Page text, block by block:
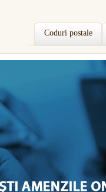
Coduri postale